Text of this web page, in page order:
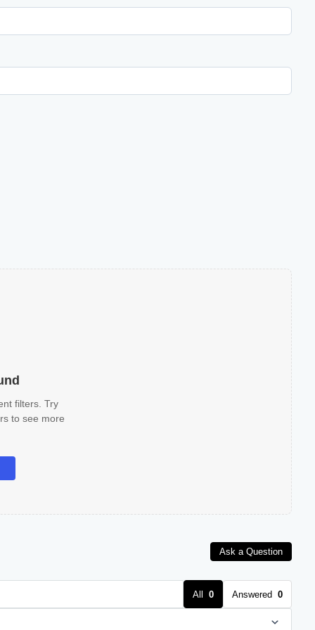
filters. Try
to see more
Ask a Question
All 0 Answered 0